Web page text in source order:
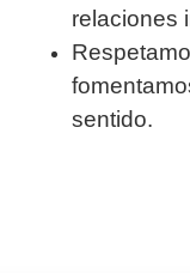
relaciones
sentido.